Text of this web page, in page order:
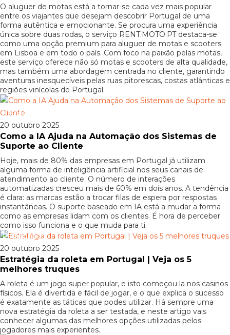
O aluguer de motas está a tornar-se cada vez mais popular
entre os viajantes que desejam descobrir Portugal de uma
forma autêntica e emocionante. Se procura uma experiência
única sobre duas rodas, o serviço RENT.MOTO.PT destaca-se
como uma opção premium para aluguer de motas e scooters
em Lisboa e em todo o país. Com foco na paixão pelas motas,
este serviço oferece não só motas e scooters de alta qualidade,
mas também uma abordagem centrada no cliente, garantindo
aventuras inesquecíveis pelas ruas pitorescas, costas atlânticas e
regiões vinícolas de Portugal.
Patrocinado
20 outubro 2025
Como a IA Ajuda na Automação dos Sistemas de
Suporte ao Cliente
Hoje, mais de 80% das empresas em Portugal já utilizam
alguma forma de inteligência artificial nos seus canais de
atendimento ao cliente. O número de interações
automatizadas cresceu mais de 60% em dois anos. A tendência
é clara: as marcas estão a trocar filas de espera por respostas
instantâneas. O suporte baseado em IA está a mudar a forma
como as empresas lidam com os clientes. É hora de perceber
como isso funciona e o que muda para ti.
Patrocinado
20 outubro 2025
Estratégia da roleta em Portugal | Veja os 5
melhores truques
A roleta é um jogo super popular, e isto começou la nos casinos
físicos. Ela é divertida e fácil de jogar, e o que explica o sucesso
é exatamente as táticas que podes utilizar. Há sempre uma
nova estratégia da roleta a ser testada, e neste artigo vais
conhecer algumas das melhores opções utilizadas pelos
jogadores mais experientes.